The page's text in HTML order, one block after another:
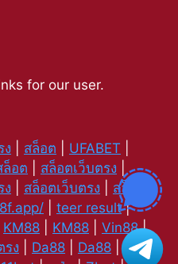
for our user.
ง สล็อต UFABET
ล็อต สล็อตเว็บตรง
ง สล็อตเว็บตรง สล็อต
teer result|
KM88 KM88 Vin88|
รง Da88 Da88